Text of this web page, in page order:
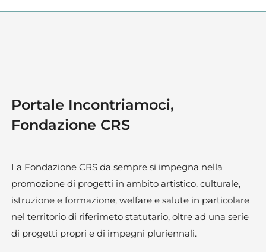
Portale Incontriamoci,
Fondazione CRS
La Fondazione CRS da sempre si impegna nella
promozione di progetti in ambito artistico, culturale,
istruzione e formazione, welfare e salute in particolare
nel territorio di riferimeto statutario, oltre ad una serie
di progetti propri e di impegni pluriennali.